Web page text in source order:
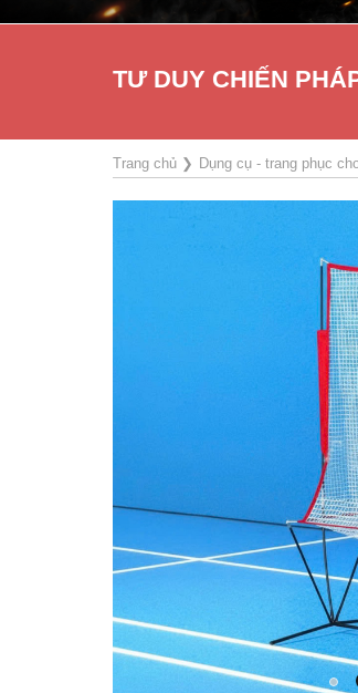
TƯ DUY CHIẾN
Trang chủ ❯ Dụng cụ - trang phục